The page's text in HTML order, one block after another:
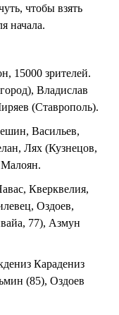
чтобы взять
начала.
15000 зрителей.
Владислав
(Ставрополь).
Васильев,
Лях (Кузнецов,
Кверквелия,
Оздоев,
77), Азмун
Карадениз
(85), Оздоев